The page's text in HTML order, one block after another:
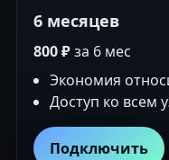
6 месяцев
800 ₽за 6 мес
Экономия
Доступ ко всем
Подключить